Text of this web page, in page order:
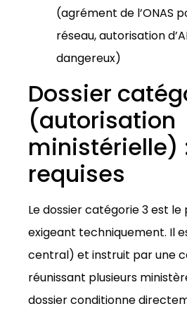
(agrément de l’ONAS
réseau, autorisation
dangereux)
Dossier
(autorisation
ministérielle)
requises
Le dossier catégorie 3 est
exigeant techniquement. Il
central) et instruit par une
réunissant plusieurs
dossier conditionne